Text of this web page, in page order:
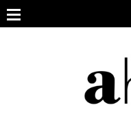
ARCHIVO DE REVISTAS